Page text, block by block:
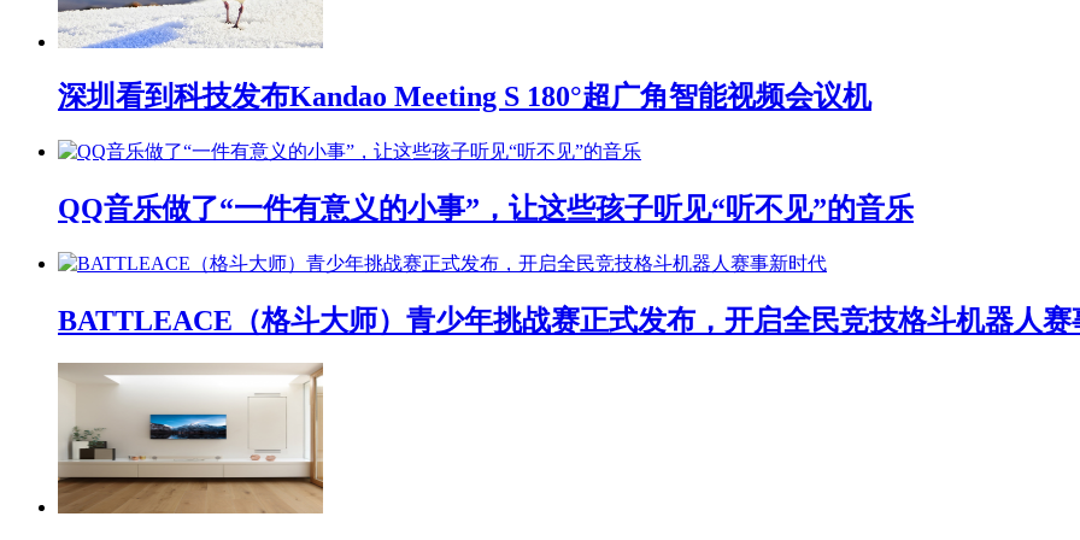
深圳看到科技发布Kandao Meeting S 180°超广角智能视频会议机
QQ音乐做了“一件有意义的小事”，让这些孩子听见“听不见”的音乐
BATTLEACE（格斗大师）青少年挑战赛正式发布，开启全民竞技格斗机器人赛